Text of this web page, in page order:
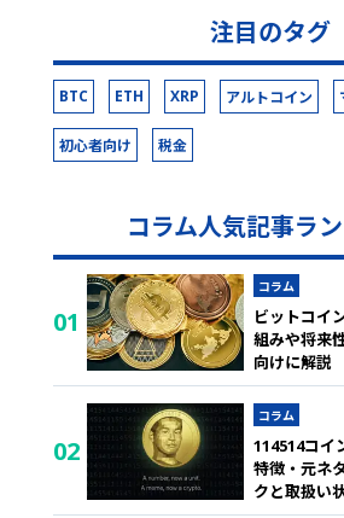
注目のタグ
BTC ETH XRP アルトコイン
初心者向け 税金
コラム人気記事ラ
01
コラム
ビットコイ
組みや将来
向けに解説
02
コラム
114514コイ
特徴・元ネ
クと取扱い